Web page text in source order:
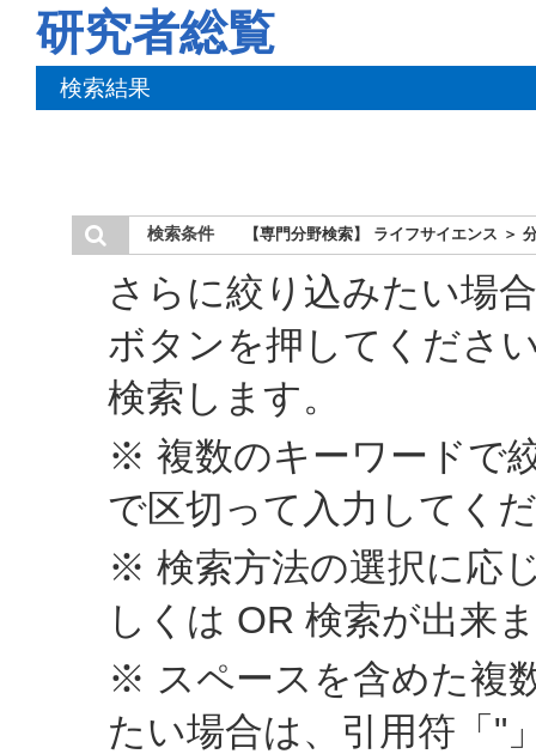
研究者総覧
検索結果
検索条件 【専門分野検索】 ライフサイエンス ＞
さらに絞り込みたい場
ボタンを押してくださ
検索します。
※ 複数のキーワードで
で区切って入力してく
※ 検索方法の選択に応
しくは OR 検索が出来
※ スペースを含めた複
たい場合は、引用符「"